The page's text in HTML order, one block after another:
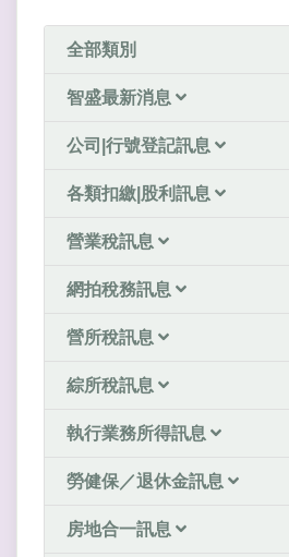
全部類別
智盛最新消息
公司|行號登記訊息
各類扣繳|股利訊息
營業稅訊息
網拍稅務訊息
營所稅訊息
綜所稅訊息
執行業務所得訊息
勞健保／退休金訊息
房地合一訊息